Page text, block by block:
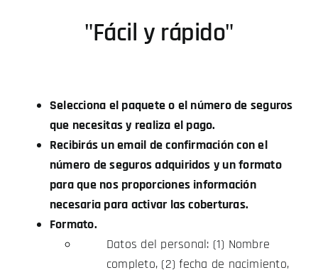
"Fácil y rápido"
Selecciona el paquete o el número de seguros
que necesitas y realiza el pago.
Recibirás un email de confirmación con el
número de seguros adquiridos y un formato
para que nos proporciones información
necesaria para activar las coberturas.
Formato.
Datos del personal: (1) Nombre
completo, (2) fecha de nacimiento,